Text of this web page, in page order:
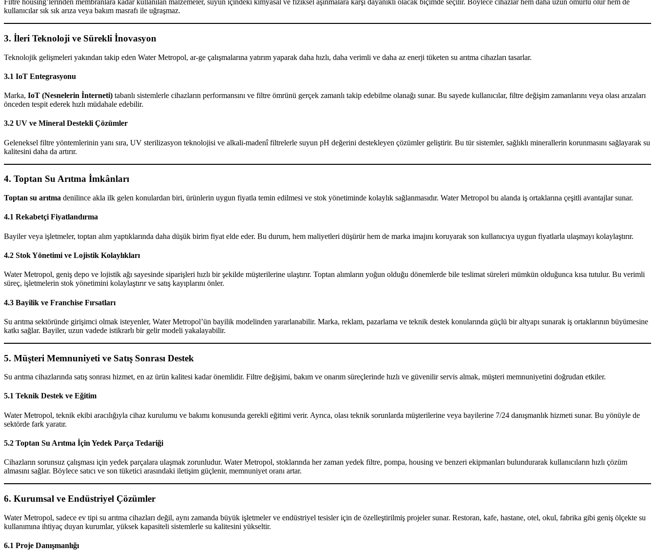
Filtre housing’lerinden membranlara kadar kullanılan malzemeler, suyun içindeki kimyasal ve fiziksel aşınmalara karşı dayanıklı olacak biçimde seçilir. Böylece cihazlar hem daha uzun ömürlü olur hem de
kullanıcılar sık sık arıza veya bakım masrafı ile uğraşmaz.
3. İleri Teknoloji ve Sürekli İnovasyon
Teknolojik gelişmeleri yakından takip eden Water Metropol, ar-ge çalışmalarına yatırım yaparak daha hızlı, daha verimli ve daha az enerji tüketen su arıtma cihazları tasarlar.
3.1 IoT Entegrasyonu
Marka, IoT (Nesnelerin İnterneti) tabanlı sistemlerle cihazların performansını ve filtre ömrünü gerçek zamanlı takip edebilme olanağı sunar. Bu sayede kullanıcılar, filtre değişim zamanlarını veya olası arızaları
önceden tespit ederek hızlı müdahale edebilir.
3.2 UV ve Mineral Destekli Çözümler
Geleneksel filtre yöntemlerinin yanı sıra, UV sterilizasyon teknolojisi ve alkali-madenî filtrelerle suyun pH değerini destekleyen çözümler geliştirir. Bu tür sistemler, sağlıklı minerallerin korunmasını sağlayarak su
kalitesini daha da artırır.
4. Toptan Su Arıtma İmkânları
Toptan su arıtma denilince akla ilk gelen konulardan biri, ürünlerin uygun fiyatla temin edilmesi ve stok yönetiminde kolaylık sağlanmasıdır. Water Metropol bu alanda iş ortaklarına çeşitli avantajlar sunar.
4.1 Rekabetçi Fiyatlandırma
Bayiler veya işletmeler, toptan alım yaptıklarında daha düşük birim fiyat elde eder. Bu durum, hem maliyetleri düşürür hem de marka imajını koruyarak son kullanıcıya uygun fiyatlarla ulaşmayı kolaylaştırır.
4.2 Stok Yönetimi ve Lojistik Kolaylıkları
Water Metropol, geniş depo ve lojistik ağı sayesinde siparişleri hızlı bir şekilde müşterilerine ulaştırır. Toptan alımların yoğun olduğu dönemlerde bile teslimat süreleri mümkün olduğunca kısa tutulur. Bu verimli
süreç, işletmelerin stok yönetimini kolaylaştırır ve satış kayıplarını önler.
4.3 Bayilik ve Franchise Fırsatları
Su arıtma sektöründe girişimci olmak isteyenler, Water Metropol’ün bayilik modelinden yararlanabilir. Marka, reklam, pazarlama ve teknik destek konularında güçlü bir altyapı sunarak iş ortaklarının büyümesine
katkı sağlar. Bayiler, uzun vadede istikrarlı bir gelir modeli yakalayabilir.
5. Müşteri Memnuniyeti ve Satış Sonrası Destek
Su arıtma cihazlarında satış sonrası hizmet, en az ürün kalitesi kadar önemlidir. Filtre değişimi, bakım ve onarım süreçlerinde hızlı ve güvenilir servis almak, müşteri memnuniyetini doğrudan etkiler.
5.1 Teknik Destek ve Eğitim
Water Metropol, teknik ekibi aracılığıyla cihaz kurulumu ve bakımı konusunda gerekli eğitimi verir. Ayrıca, olası teknik sorunlarda müşterilerine veya bayilerine 7/24 danışmanlık hizmeti sunar. Bu yönüyle de
sektörde fark yaratır.
5.2 Toptan Su Arıtma İçin Yedek Parça Tedariği
Cihazların sorunsuz çalışması için yedek parçalara ulaşmak zorunludur. Water Metropol, stoklarında her zaman yedek filtre, pompa, housing ve benzeri ekipmanları bulundurarak kullanıcıların hızlı çözüm
almasını sağlar. Böylece satıcı ve son tüketici arasındaki iletişim güçlenir, memnuniyet oranı artar.
6. Kurumsal ve Endüstriyel Çözümler
Water Metropol, sadece ev tipi su arıtma cihazları değil, aynı zamanda büyük işletmeler ve endüstriyel tesisler için de özelleştirilmiş projeler sunar. Restoran, kafe, hastane, otel, okul, fabrika gibi geniş ölçekte su
kullanımına ihtiyaç duyan kurumlar, yüksek kapasiteli sistemlerle su kalitesini yükseltir.
6.1 Proje Danışmanlığı